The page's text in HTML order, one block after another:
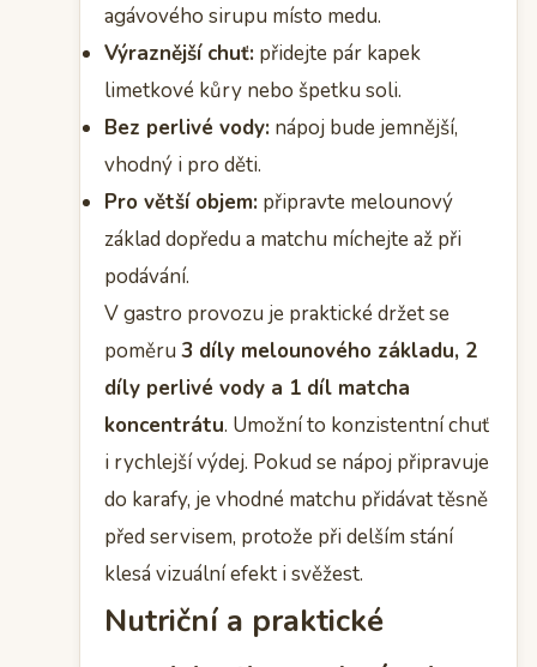
agávového sirupu místo medu.
Výraznější chuť: přidejte pár kapek
limetkové kůry nebo špetku soli.
Bez perlivé vody: nápoj bude jemnější,
vhodný i pro děti.
Pro větší objem: připravte melounový
základ dopředu a matchu míchejte až při
podávání.
V gastro provozu je praktické držet se
poměru 3 díly melounového základu, 2
díly perlivé vody a 1 díl matcha
koncentrátu. Umožní to konzistentní chuť
i rychlejší výdej. Pokud se nápoj připravuje
do karafy, je vhodné matchu přidávat těsně
před servisem, protože při delším stání
klesá vizuální efekt i svěžest.
Nutriční a praktické